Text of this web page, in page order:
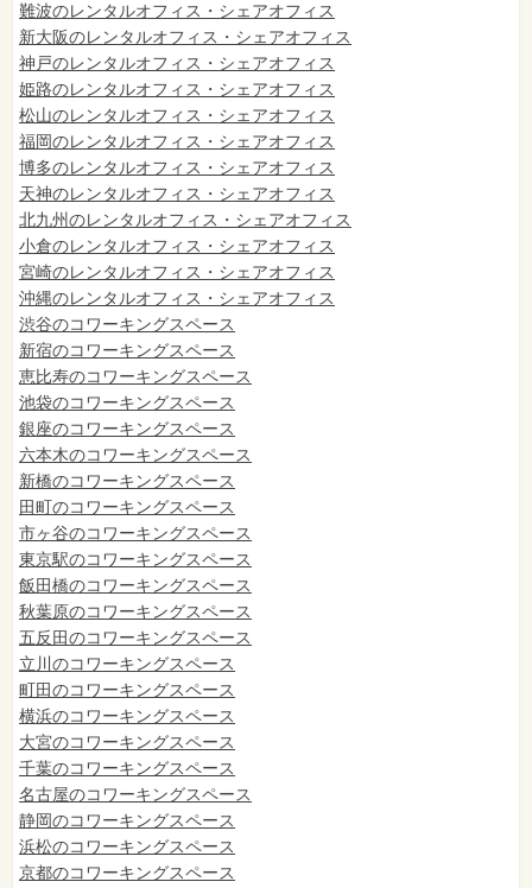
難波のレンタルオフィス・シェアオフィス
新大阪のレンタルオフィス・シェアオフィス
神戸のレンタルオフィス・シェアオフィス
姫路のレンタルオフィス・シェアオフィス
松山のレンタルオフィス・シェアオフィス
福岡のレンタルオフィス・シェアオフィス
博多のレンタルオフィス・シェアオフィス
天神のレンタルオフィス・シェアオフィス
北九州のレンタルオフィス・シェアオフィス
小倉のレンタルオフィス・シェアオフィス
宮崎のレンタルオフィス・シェアオフィス
沖縄のレンタルオフィス・シェアオフィス
渋谷のコワーキングスペース
新宿のコワーキングスペース
恵比寿のコワーキングスペース
池袋のコワーキングスペース
銀座のコワーキングスペース
六本木のコワーキングスペース
新橋のコワーキングスペース
田町のコワーキングスペース
市ヶ谷のコワーキングスペース
東京駅のコワーキングスペース
飯田橋のコワーキングスペース
秋葉原のコワーキングスペース
五反田のコワーキングスペース
立川のコワーキングスペース
町田のコワーキングスペース
横浜のコワーキングスペース
大宮のコワーキングスペース
千葉のコワーキングスペース
名古屋のコワーキングスペース
静岡のコワーキングスペース
浜松のコワーキングスペース
京都のコワーキングスペース